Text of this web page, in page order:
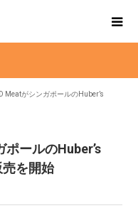
MeatがシンガポールのHuber’s
ールのHuber’s
を開始